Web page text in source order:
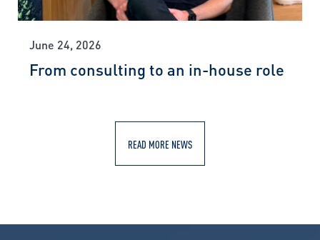
June 24, 2026
From consulting to an in-house role
READ MORE NEWS